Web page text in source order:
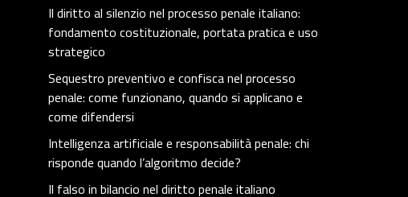
Il diritto al silenzio nel processo penale italiano:
fondamento costituzionale, portata pratica e uso
strategico
Sequestro preventivo e confisca nel processo
penale: come funzionano, quando si applicano e
come difendersi
Intelligenza artificiale e responsabilità penale: chi
risponde quando l’algoritmo decide?
Il falso in bilancio nel diritto penale italiano